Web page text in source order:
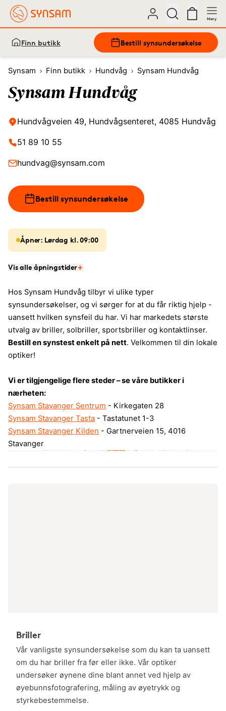
Meny
Finn butikk Bestill synsundersøkelse
Synsam Finn butikk Hundvåg Synsam Hundvåg
Synsam Hundvåg
Hundvågveien 49, Hundvågsenteret, 4085 Hundvåg
51 89 10 55
hundvag@synsam.com
Bestill synsundersøkelse
Åpner: Lørdag kl. 09:00
Vis alle åpningstider
Hos Synsam Hundvåg tilbyr vi ulike typer
synsundersøkelser, og vi sørger for at du får riktig hjelp -
uansett hvilken synsfeil du har. Vi har markedets største
utvalg av briller, solbriller, sportsbriller og kontaktlinser.
Bestill en synstest enkelt på nett. Velkommen til din lokale
optiker!
Vi er tilgjengelige flere steder – se våre butikker i
nærheten:
Synsam Stavanger Sentrum - Kirkegaten 28
Synsam Stavanger Tasta - Tastatunet 1-3
Synsam Stavanger Kilden - Gartnerveien 15, 4016
Stavanger
Briller
Vår vanligste synsundersøkelse som du kan ta uansett
om du har briller fra før eller ikke. Vår optiker
undersøker øynene dine blant annet ved hjelp av
øyebunnsfotografering, måling av øyetrykk og
styrkebestemmelse.